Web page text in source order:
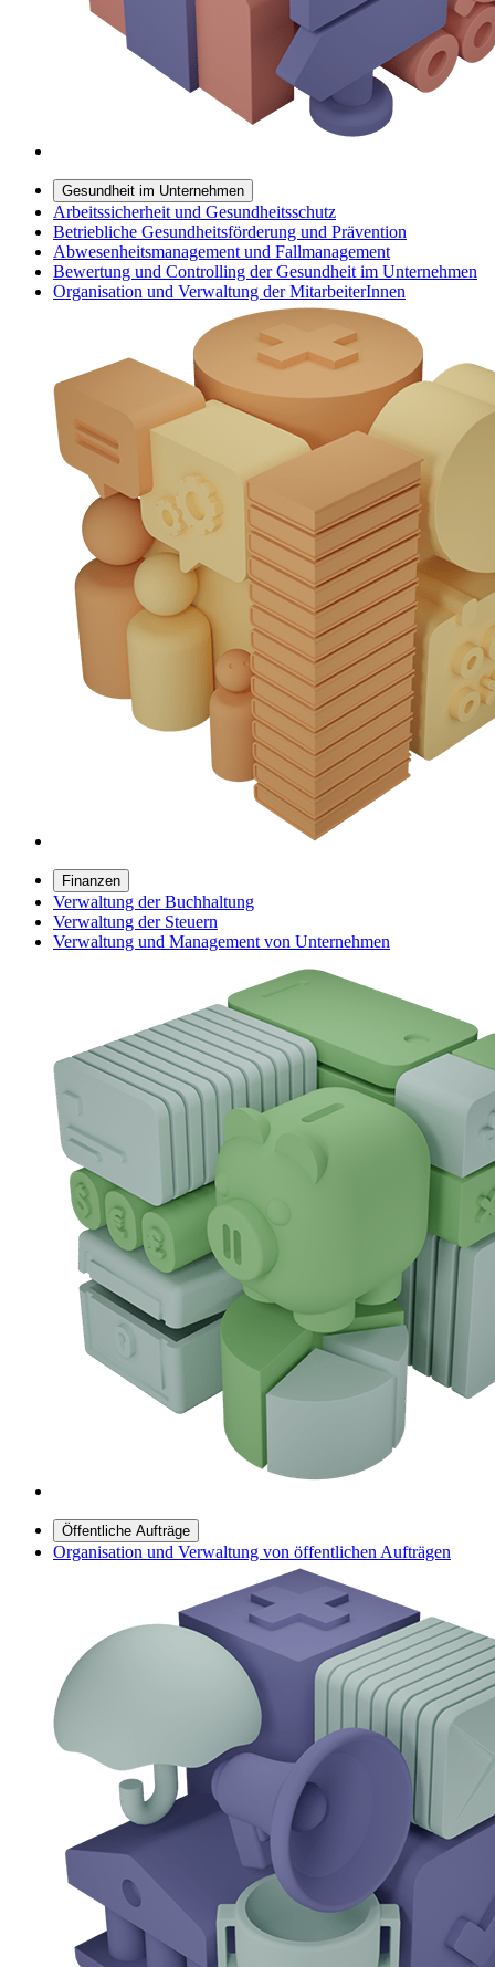
Gesundheit im Unternehmen
Arbeitssicherheit und Gesundheitsschutz
Betriebliche Gesundheitsförderung und Prävention
Abwesenheitsmanagement und Fallmanagement
Bewertung und Controlling der Gesundheit im Unternehmen
Organisation und Verwaltung der MitarbeiterInnen
Finanzen
Verwaltung der Buchhaltung
Verwaltung der Steuern
Verwaltung und Management von Unternehmen
Öffentliche Aufträge
Organisation und Verwaltung von öffentlichen Aufträgen